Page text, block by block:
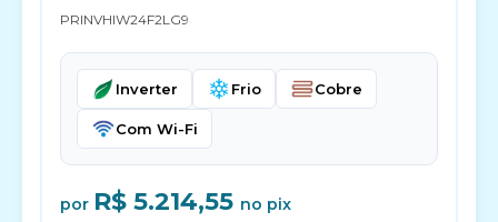
PRINVHIW24F2LG9
Inverter Frio Cobre
Com Wi-Fi
por R$ 5.214,55 no pix